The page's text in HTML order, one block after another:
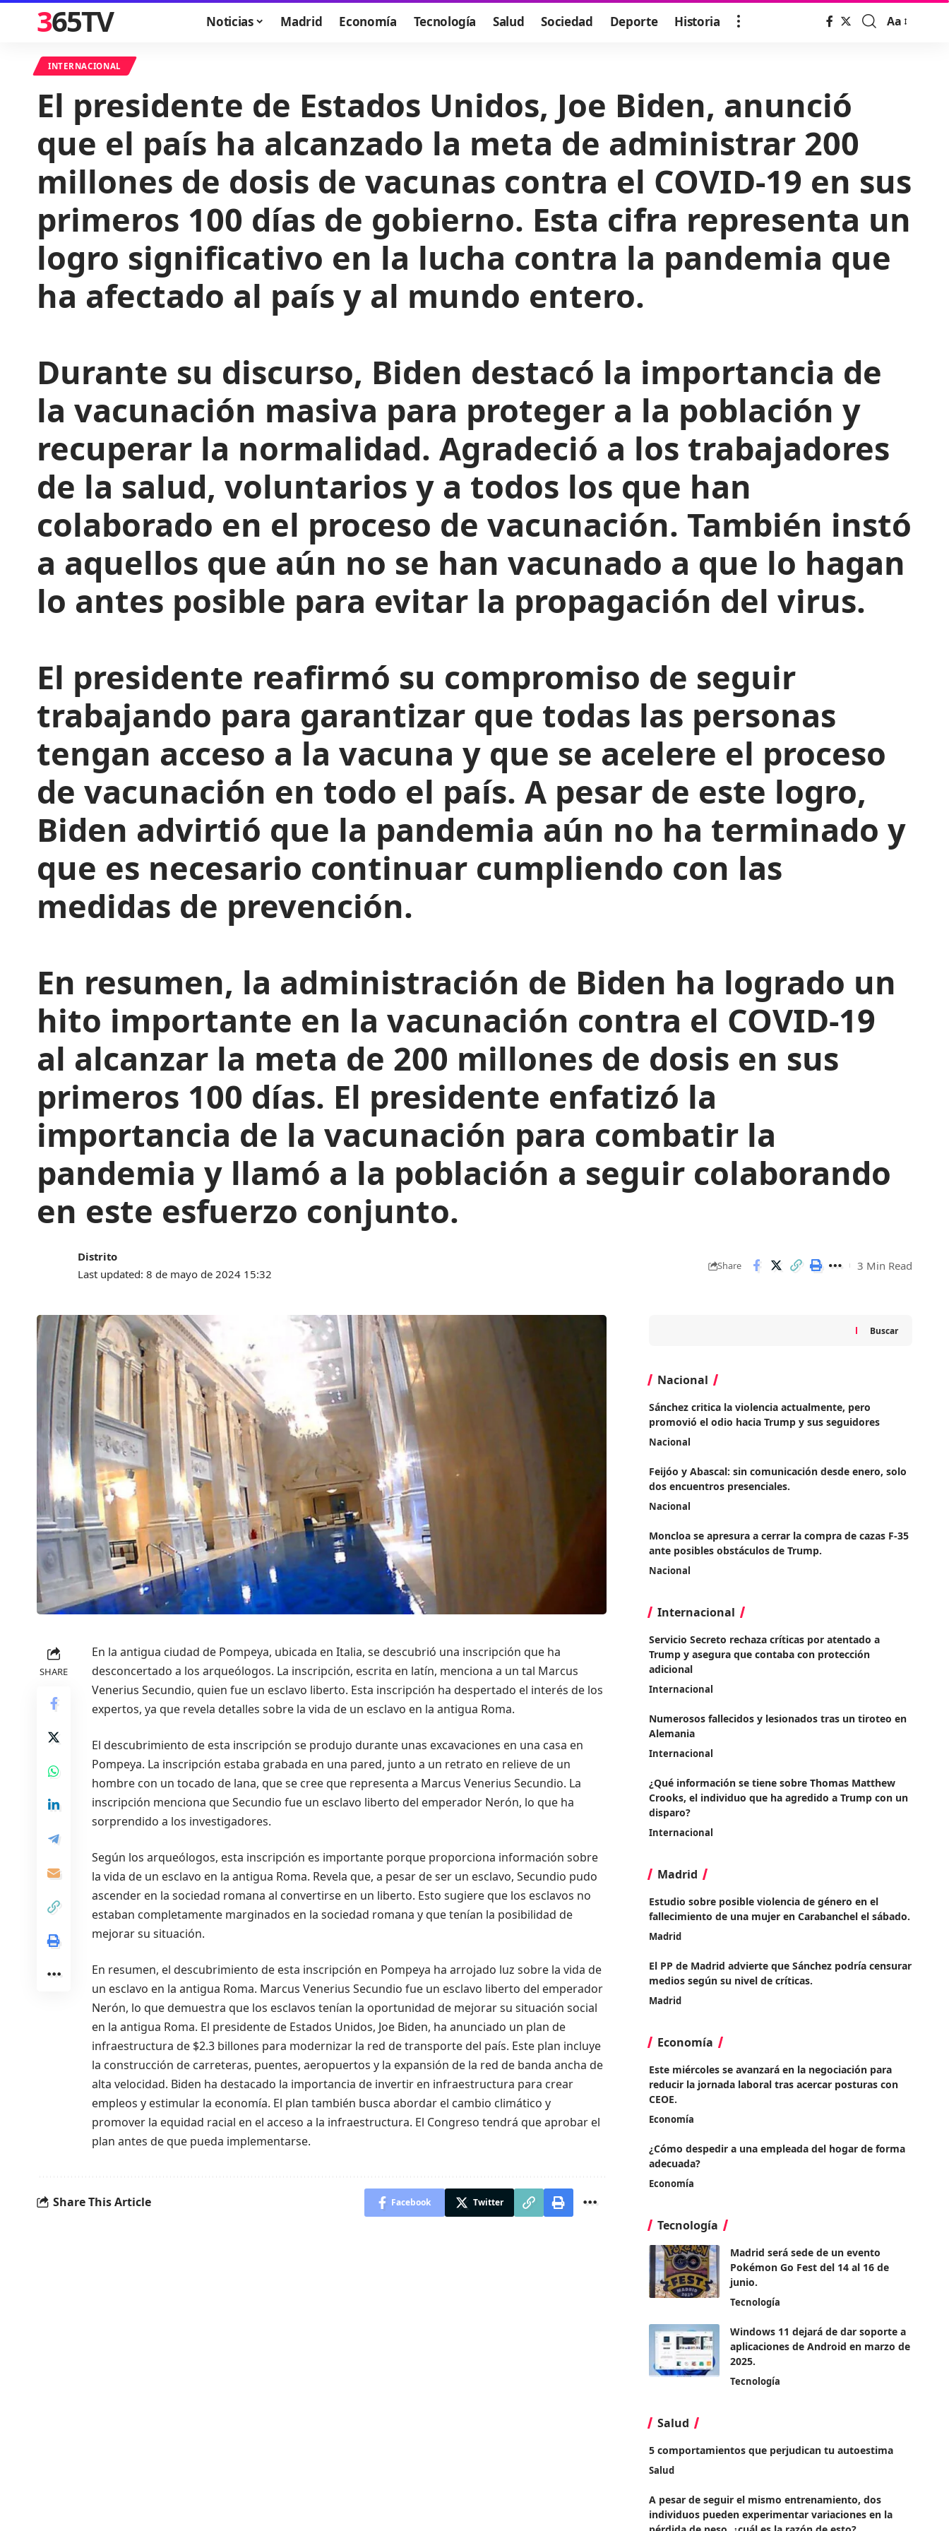
365TV Noticias Madrid Economía Tecnología Salud Sociedad Deporte Historia
Font
Aa
INTERNACIONAL
El presidente de Estados Unidos, Joe Biden, anunció
que el país ha alcanzado la meta de administrar 200
millones de dosis de vacunas contra el COVID-19 en sus
primeros 100 días de gobierno. Esta cifra representa un
logro significativo en la lucha contra la pandemia que
ha afectado al país y al mundo entero.
Durante su discurso, Biden destacó la importancia de
la vacunación masiva para proteger a la población y
recuperar la normalidad. Agradeció a los trabajadores
de la salud, voluntarios y a todos los que han
colaborado en el proceso de vacunación. También instó
a aquellos que aún no se han vacunado a que lo hagan
lo antes posible para evitar la propagación del virus.
El presidente reafirmó su compromiso de seguir
trabajando para garantizar que todas las personas
tengan acceso a la vacuna y que se acelere el proceso
de vacunación en todo el país. A pesar de este logro,
Biden advirtió que la pandemia aún no ha terminado y
que es necesario continuar cumpliendo con las
medidas de prevención.
En resumen, la administración de Biden ha logrado un
hito importante en la vacunación contra el COVID-19
al alcanzar la meta de 200 millones de dosis en sus
primeros 100 días. El presidente enfatizó la
importancia de la vacunación para combatir la
pandemia y llamó a la población a seguir colaborando
en este esfuerzo conjunto.
Last updated: 8 de mayo de 2024 15:32
Distrito
Share 3 Min Read
SHARE
En la antigua ciudad de Pompeya, ubicada en Italia, se descubrió una inscripción que ha
desconcertado a los arqueólogos. La inscripción, escrita en latín, menciona a un tal Marcus
Venerius Secundio, quien fue un esclavo liberto. Esta inscripción ha despertado el interés de los
expertos, ya que revela detalles sobre la vida de un esclavo en la antigua Roma.
El descubrimiento de esta inscripción se produjo durante unas excavaciones en una casa en
Pompeya. La inscripción estaba grabada en una pared, junto a un retrato en relieve de un
hombre con un tocado de lana, que se cree que representa a Marcus Venerius Secundio. La
inscripción menciona que Secundio fue un esclavo liberto del emperador Nerón, lo que ha
sorprendido a los investigadores.
Según los arqueólogos, esta inscripción es importante porque proporciona información sobre
la vida de un esclavo en la antigua Roma. Revela que, a pesar de ser un esclavo, Secundio pudo
ascender en la sociedad romana al convertirse en un liberto. Esto sugiere que los esclavos no
estaban completamente marginados en la sociedad romana y que tenían la posibilidad de
mejorar su situación.
En resumen, el descubrimiento de esta inscripción en Pompeya ha arrojado luz sobre la vida de
un esclavo en la antigua Roma. Marcus Venerius Secundio fue un esclavo liberto del emperador
Nerón, lo que demuestra que los esclavos tenían la oportunidad de mejorar su situación social
en la antigua Roma. El presidente de Estados Unidos, Joe Biden, ha anunciado un plan de
infraestructura de $2.3 billones para modernizar la red de transporte del país. Este plan incluye
la construcción de carreteras, puentes, aeropuertos y la expansión de la red de banda ancha de
alta velocidad. Biden ha destacado la importancia de invertir en infraestructura para crear
empleos y estimular la economía. El plan también busca abordar el cambio climático y
promover la equidad racial en el acceso a la infraestructura. El Congreso tendrá que aprobar el
plan antes de que pueda implementarse.
Share This Article Facebook Twitter
Buscar
Nacional
Sánchez critica la violencia actualmente, pero
promovió el odio hacia Trump y sus seguidores
Nacional
Feijóo y Abascal: sin comunicación desde enero, solo
dos encuentros presenciales.
Nacional
Moncloa se apresura a cerrar la compra de cazas F-35
ante posibles obstáculos de Trump.
Nacional
Internacional
Servicio Secreto rechaza críticas por atentado a
Trump y asegura que contaba con protección
adicional
Internacional
Numerosos fallecidos y lesionados tras un tiroteo en
Alemania
Internacional
¿Qué información se tiene sobre Thomas Matthew
Crooks, el individuo que ha agredido a Trump con un
disparo?
Internacional
Madrid
Estudio sobre posible violencia de género en el
fallecimiento de una mujer en Carabanchel el sábado.
Madrid
El PP de Madrid advierte que Sánchez podría censurar
medios según su nivel de críticas.
Madrid
Economía
Este miércoles se avanzará en la negociación para
reducir la jornada laboral tras acercar posturas con
CEOE.
Economía
¿Cómo despedir a una empleada del hogar de forma
adecuada?
Economía
Tecnología
Madrid será sede de un evento
Pokémon Go Fest del 14 al 16 de
junio.
Tecnología
Windows 11 dejará de dar soporte a
aplicaciones de Android en marzo de
2025.
Tecnología
Salud
5 comportamientos que perjudican tu autoestima
Salud
A pesar de seguir el mismo entrenamiento, dos
individuos pueden experimentar variaciones en la